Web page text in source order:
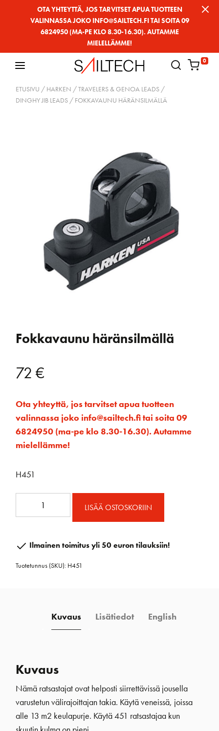
OTA YHTEYTTÄ, JOS TARVITSET APUA TUOTTEEN
VALINNASSA JOKO INFO@SAILTECH.FI TAI SOITA 09
6824950 (MA-PE KLO 8.30-16.30). AUTAMME
MIELELLÄMME!
0
ETUSIVU / HARKEN /TRAVELERS & GENOA LEADS /
DINGHY JIB LEADS / FOKKAVAUNU HÄRÄNSILMÄLLÄ
Fokkavaunu häränsilmällä
72 €
Ota yhteyttä, jos tarvitset apua tuotteen
valinnassa joko info@sailtech.fi tai soita 09
6824950 (ma-pe klo 8.30-16.30). Autamme
mielellämme!
H451
LISÄÄ OSTOSKORIIN
Ilmainen toimitus yli 50 euron tilauksiin!
Tuotetunnus (SKU): H451
Kuvaus Lisätiedot English
Kuvaus
Nämä ratsastajat ovat helposti siirrettävissä jousella
varustetun välirajoittajan takia. Käytä veneissä, joissa
alle 13 m2 keulapurje. Käytä 451 ratsastajaa kun